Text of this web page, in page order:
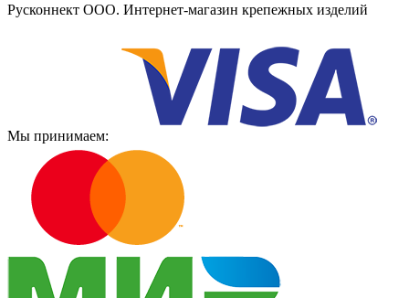
Русконнект ООО. Интернет-магазин крепежных изделий
Мы принимаем: